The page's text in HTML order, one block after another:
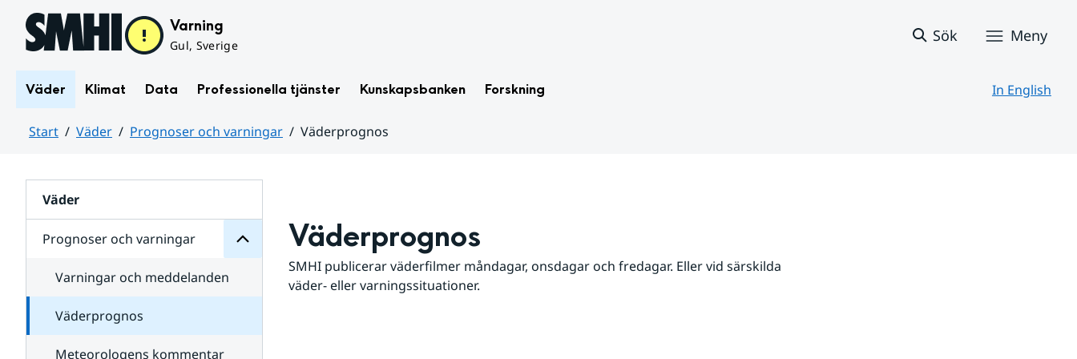
Hoppa till sidans innehåll Varning
Gul, Sverige
Sök Meny
Väder Klimat Data Professionella tjänster Kunskapsbanken Forskning In English
Start Väder Prognoser och varningar
Väderprognos
Väder
Prognoser och varningar
för
varningar
Varningar och meddelanden
Väderprognos
Meteorologens kommentar
Väderprognos
SMHI publicerar väderfilmer måndagar, onsdagar och fredagar. Eller vid särskilda
väder- eller varningssituationer.